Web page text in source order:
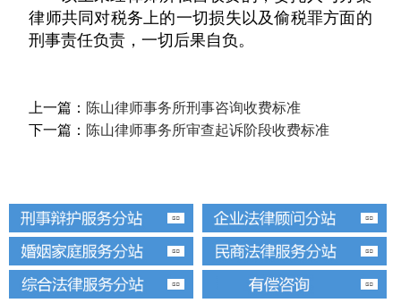
律师共同对税务上的一切损失以及偷税罪方面的
刑事责任负责，一切后果自负。
上一篇： 陈山律师事务所刑事咨询收费标准
下一篇： 陈山律师事务所审查起诉阶段收费标准